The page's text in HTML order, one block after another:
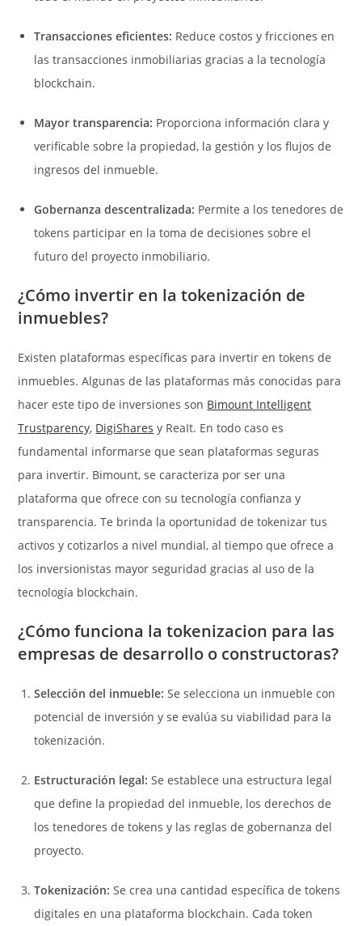
Transacciones eficientes: Reduce costos y fricciones en
las transacciones inmobiliarias gracias a la tecnología
blockchain.
Mayor transparencia: Proporciona información clara y
verificable sobre la propiedad, la gestión y los flujos de
ingresos del inmueble.
Gobernanza descentralizada: Permite a los tenedores de
tokens participar en la toma de decisiones sobre el
futuro del proyecto inmobiliario.
¿Cómo invertir en la tokenización de
inmuebles?
Existen plataformas específicas para invertir en tokens de
inmuebles.Algunas de las plataformas más conocidas para
hacer este tipo de inversiones son Bimount Intelligent
Trustparency, DigiShares y ReaIt. En todo caso es
fundamental informarse que sean plataformas seguras
para invertir. Bimount, se caracteriza por ser una
plataforma que ofrece con su tecnología confianza y
transparencia. Te brinda la oportunidad de tokenizar tus
activos y cotizarlos a nivel mundial, al tiempo que ofrece a
los inversionistas mayor seguridad gracias al uso de la
tecnología blockchain.
¿Cómo funciona la tokenizacion para las
empresas de desarrollo o constructoras?
Selección del inmueble: Se selecciona un inmueble con
potencial de inversión y se evalúa su viabilidad para la
tokenización.
Estructuración legal: Se establece una estructura legal
que define la propiedad del inmueble, los derechos de
los tenedores de tokens y las reglas de gobernanza del
proyecto.
Tokenización: Se crea una cantidad específica de tokens
digitales en una plataforma blockchain. Cada token